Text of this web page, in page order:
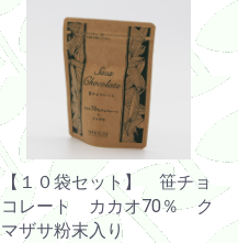
【１０袋セット】 笹チョ
コレート カカオ70％ ク
マザサ粉末入り